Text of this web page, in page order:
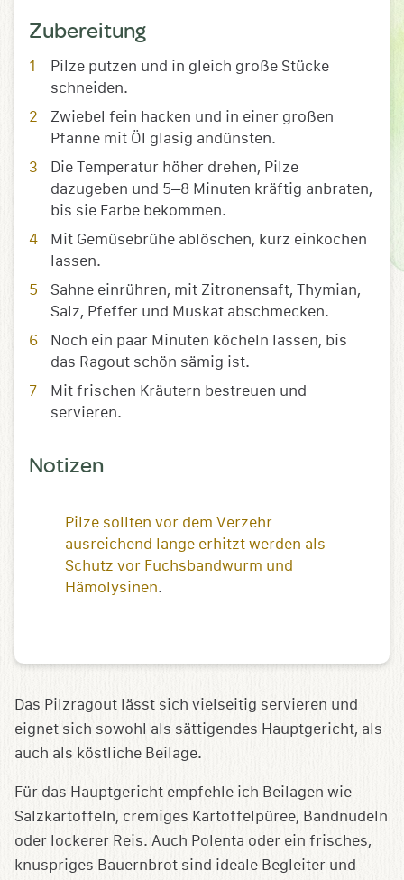
Zubereitung
Pilze putzen und in gleich große Stücke
schneiden.
Zwiebel fein hacken und in einer großen
Pfanne mit Öl glasig andünsten.
Die Temperatur höher drehen, Pilze
dazugeben und 5–8 Minuten kräftig anbraten,
bis sie Farbe bekommen.
Mit Gemüsebrühe ablöschen, kurz einkochen
lassen.
Sahne einrühren, mit Zitronensaft, Thymian,
Salz, Pfeffer und Muskat abschmecken.
Noch ein paar Minuten köcheln lassen, bis
das Ragout schön sämig ist.
Mit frischen Kräutern bestreuen und
servieren.
Notizen
Pilze sollten vor dem Verzehr
ausreichend lange erhitzt werden als
Schutz vor Fuchsbandwurm und
Hämolysinen.
Das Pilzragout lässt sich vielseitig servieren und
eignet sich sowohl als sättigendes Hauptgericht, als
auch als köstliche Beilage.
Für das Hauptgericht empfehle ich Beilagen wie
Salzkartoffeln, cremiges Kartoffelpüree, Bandnudeln
oder lockerer Reis. Auch Polenta oder ein frisches,
knuspriges Bauernbrot sind ideale Begleiter und